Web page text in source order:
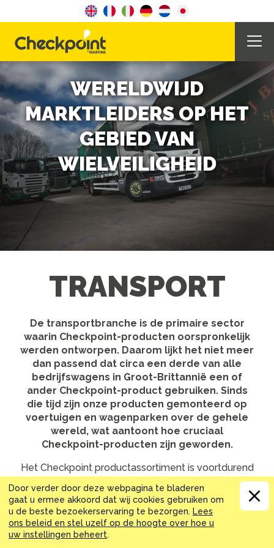
WERELDWIJD
MARKTLEIDERS OP HET
GEBIED VAN
WIELVEILIGHEID
TRANSPORT
De transportbranche is de primaire sector
waarin Checkpoint-producten oorspronkelijk
werden ontworpen. Daarom lijkt het niet meer
dan passend dat circa een derde van alle
bedrijfswagens in Groot-Brittannië een of
ander Checkpoint-product gebruiken. Sinds
die tijd zijn onze producten gemonteerd op
voertuigen en wagenparken over de gehele
wereld, wat aantoont hoe cruciaal
Checkpoint-producten zijn geworden.
Het Checkpoint productassortiment is voortdurend
verder gegroeid, met het doel om de klant te
helpen aan iedere mogelijke toepassing waar maar
vraag naar is. Deze uitbreiding behelst nieuwe
maten om het hele scala van de lichte
bedrijfswagens tot aan offroad specialistische
Door verder door deze webpagina te bladeren
gaat u ermee akkoord dat wij cookies gebruiken om
u de beste bezoekerservaring te bezorgen. Lees
ons beleid en stel uzelf op de hoogte over hoe u
uw instellingen beheert.